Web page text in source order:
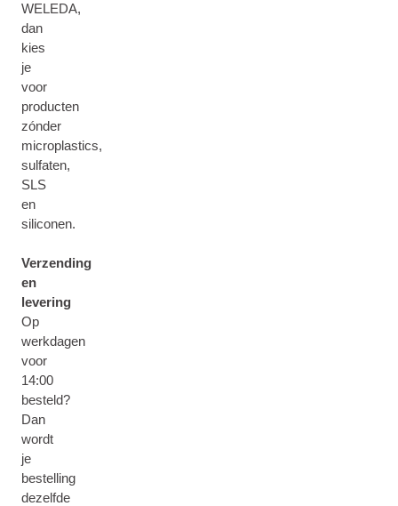
WELEDA,
dan
kies
je
voor
producten
zónder
microplastics,
sulfaten,
SLS
en
siliconen.
Verzending
en
levering
Op
werkdagen
voor
14:00
besteld?
Dan
wordt
je
bestelling
dezelfde